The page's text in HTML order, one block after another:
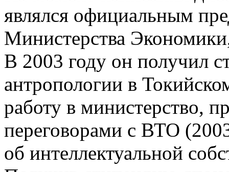
являлся официальным
Министерства
В 2003 году он получил
антропологии в
работу в министерство,
переговорами с ВТО
об интеллектуальной